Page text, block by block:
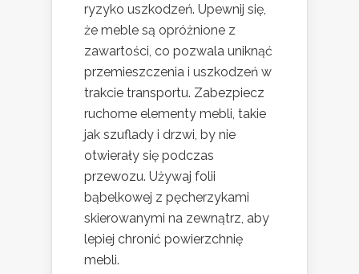
ryzyko uszkodzeń. Upewnij się,
że meble są opróżnione z
zawartości, co pozwala uniknąć
przemieszczenia i uszkodzeń w
trakcie transportu. Zabezpiecz
ruchome elementy mebli, takie
jak szuflady i drzwi, by nie
otwierały się podczas
przewozu. Używaj folii
bąbelkowej z pęcherzykami
skierowanymi na zewnątrz, aby
lepiej chronić powierzchnię
mebli.